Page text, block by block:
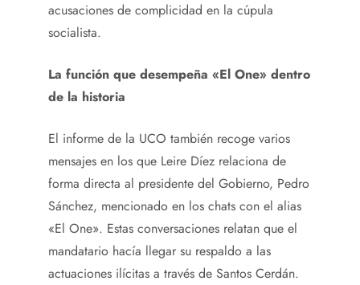
acusaciones de complicidad en la cúpula
socialista.
La función que desempeña «El One» dentro
de la historia
El informe de la UCO también recoge varios
mensajes en los que Leire Díez relaciona de
forma directa al presidente del Gobierno, Pedro
Sánchez, mencionado en los chats con el alias
«El One». Estas conversaciones relatan que el
mandatario hacía llegar su respaldo a las
actuaciones ilícitas a través de Santos Cerdán.